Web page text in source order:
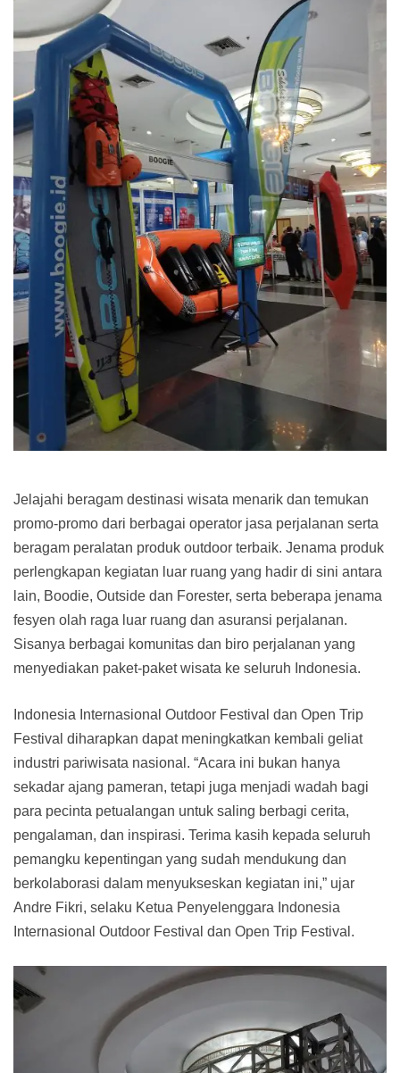
Jelajahi beragam destinasi wisata menarik dan temukan
promo-promo dari berbagai operator jasa perjalanan serta
beragam peralatan produk outdoor terbaik. Jenama produk
perlengkapan kegiatan luar ruang yang hadir di sini antara
lain, Boodie, Outside dan Forester, serta beberapa jenama
fesyen olah raga luar ruang dan asuransi perjalanan.
Sisanya berbagai komunitas dan biro perjalanan yang
menyediakan paket-paket wisata ke seluruh Indonesia.
Indonesia Internasional Outdoor Festival dan Open Trip
Festival diharapkan dapat meningkatkan kembali geliat
industri pariwisata nasional. “Acara ini bukan hanya
sekadar ajang pameran, tetapi juga menjadi wadah bagi
para pecinta petualangan untuk saling berbagi cerita,
pengalaman, dan inspirasi. Terima kasih kepada seluruh
pemangku kepentingan yang sudah mendukung dan
berkolaborasi dalam menyukseskan kegiatan ini,” ujar
Andre Fikri, selaku Ketua Penyelenggara Indonesia
Internasional Outdoor Festival dan Open Trip Festival.